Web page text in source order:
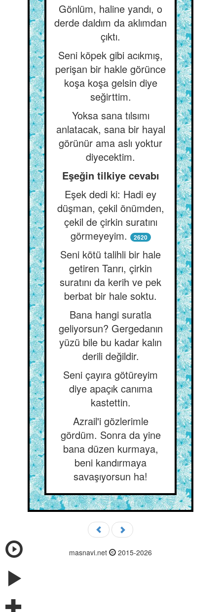
Gönlüm, haline yandı, o
derde daldım da aklımdan
çıktı.
Seni köpek gibi acıkmış,
perişan bir hakle görünce
koşa koşa gelsin diye
seğirttim.
Yoksa sana tılsımı
anlatacak, sana bir hayal
görünür ama aslı yoktur
diyecektim.
Eşeğin tilkiye cevabı
Eşek dedi ki: Hadi ey
düşman, çekil önümden,
çekil de çirkin suratını
görmeyeyim.
2620
Seni kötü talihli bir hale
getiren Tanrı, çirkin
suratını da kerih ve pek
berbat bir hale soktu.
Bana hangi suratla
geliyorsun? Gergedanın
yüzü bile bu kadar kalın
derili değildir.
Seni çayıra götüreyim
diye apaçık canıma
kastettin.
Azrail'i gözlerimle
gördüm. Sonra da yine
bana düzen kurmaya,
beni kandırmaya
savaşıyorsun ha!
masnavi.net 2015-2026